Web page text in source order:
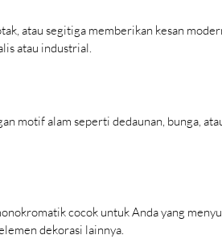
atau segitiga memberikan kesan
atau industrial.
motif alam seperti dedaunan, bunga,
cocok untuk Anda yang
dekorasi lainnya.